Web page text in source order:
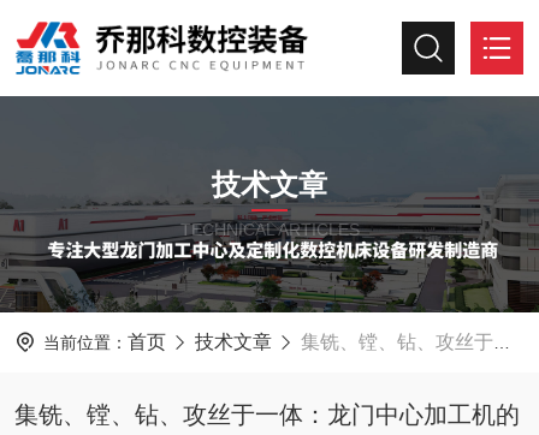
技术文章
TECHNICAL ARTICLES
当前位置： 首页 技术文章 集铣、镗、钻、攻丝于一体：龙门中心加工机的多功能复合能力
集铣、镗、钻、攻丝于一体：龙门中心加工机的